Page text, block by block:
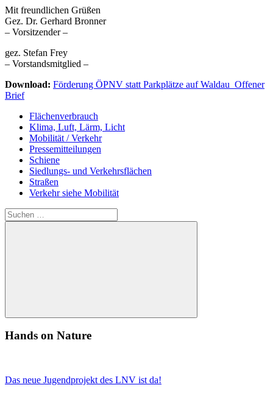
Mit freundlichen Grüßen
Gez. Dr. Gerhard Bronner
– Vorsitzender –
gez. Stefan Frey
– Vorstandsmitglied –
Download: Förderung ÖPNV statt Parkplätze auf Waldau_Offener
Brief
Flächenverbrauch
Klima, Luft, Lärm, Licht
Mobilität / Verkehr
Pressemitteilungen
Schiene
Siedlungs- und Verkehrsflächen
Straßen
Verkehr siehe Mobilität
Suchen
nach:
Suchen
Hands on Nature
Das neue Jugendprojekt des LNV ist da!